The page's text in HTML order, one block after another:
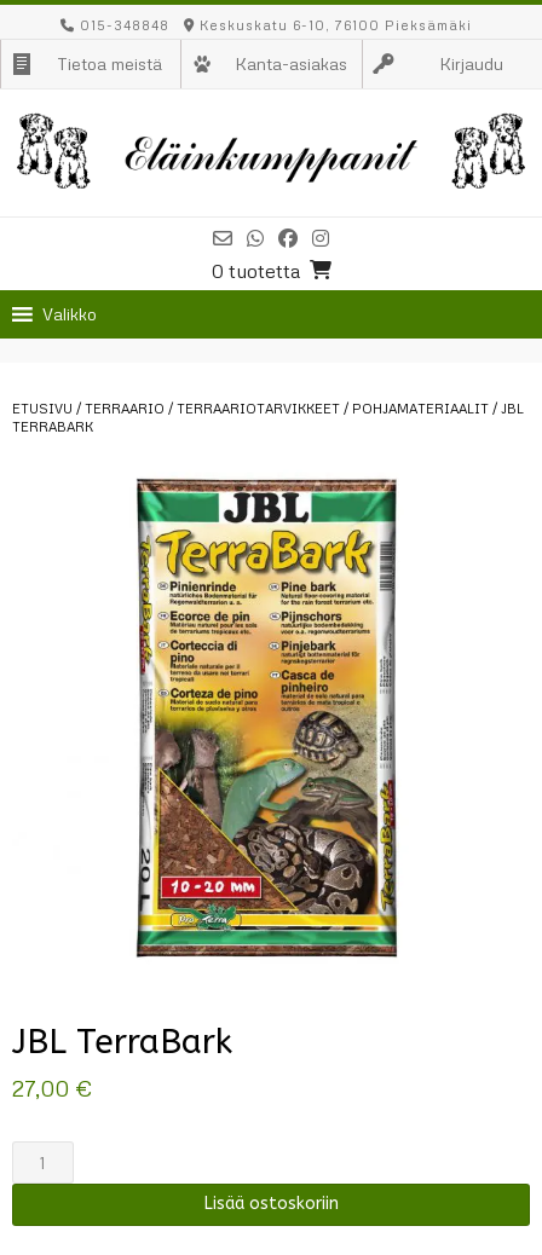
to
content
015-348848 Keskuskatu 6-10, 76100 Pieksämäki
Tietoa meistä Kanta-asiakas Kirjaudu
0 tuotetta
Valikko
ETUSIVU / TERRAARIO / TERRAARIOTARVIKKEET / POHJAMATERIAALIT / JBL
TERRABARK
JBL TerraBark
27,00 €
JBL
TerraBark
Lisää ostoskoriin